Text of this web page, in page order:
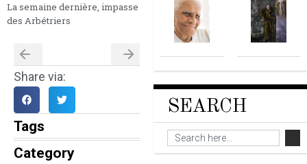
La semaine dernière, impasse
des Arbétriers
Share via:
Tags
Category
SEARCH